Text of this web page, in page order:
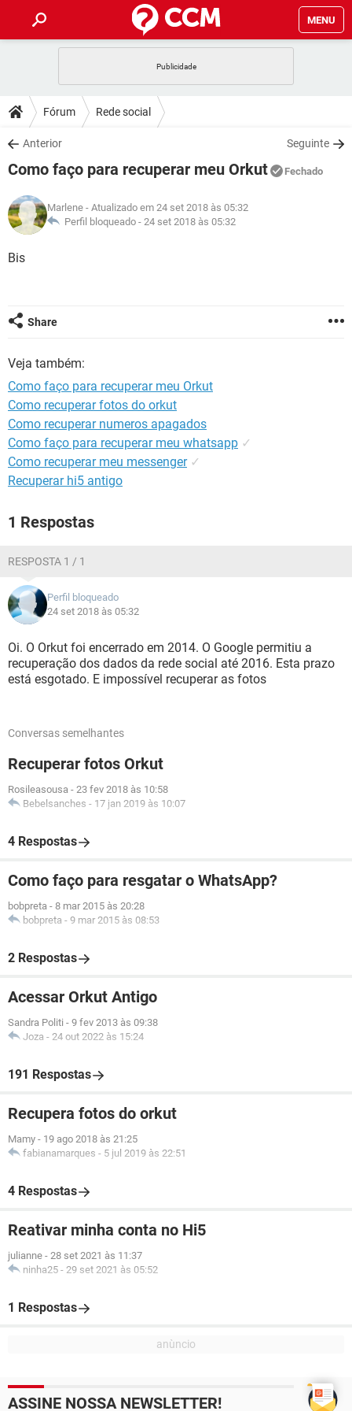
MENU
CELULAR
OUTLOOK
INSTAGRAM GMAIL
GUIA DE COMPRAS
DICAS
JOGOS
INSTAGRAM GMAIL
GUIA DE COMPRAS
DOWNLOADS
JOGOS WHATSAPP
CELULAR
OUTLOOK EXCEL
INSTAGRAM
JOGOS WHATSAPP
CELULAR
OUTLOOK
GUIA DE COMPRAS
GLOSSÁRIO
JOGOS
INSTAGRAM
GUIA DE COMPRAS
Fórum Rede social
Anterior Seguinte
Como faço para recuperar meu Orkut Fechado
Marlene - Atualizado em 24 set 2018 às 05:32
Perfil bloqueado - 24 set 2018 às 05:32
Bis
Share
Veja também:
Como faço para recuperar meu Orkut
Como recuperar fotos do orkut
Como recuperar numeros apagados
Como faço para recuperar meu whatsapp ✓
Como recuperar meu messenger ✓
Recuperar hi5 antigo
1 Respostas
RESPOSTA 1 / 1
Perfil bloqueado
24 set 2018 às 05:32
Oi. O Orkut foi encerrado em 2014. O Google permitiu a
recuperação dos dados da rede social até 2016. Esta prazo
está esgotado. E impossível recuperar as fotos
Conversas semelhantes
Recuperar fotos Orkut
Rosileasousa - 23 fev 2018 às 10:58
Bebelsanches - 17 jan 2019 às 10:07
4 Respostas
Como faço para resgatar o WhatsApp?
bobpreta - 8 mar 2015 às 20:28
bobpreta - 9 mar 2015 às 08:53
2 Respostas
Acessar Orkut Antigo
Sandra Politi - 9 fev 2013 às 09:38
Joza - 24 out 2022 às 15:24
191 Respostas
Recupera fotos do orkut
Mamy - 19 ago 2018 às 21:25
fabianamarques - 5 jul 2019 às 22:51
4 Respostas
Reativar minha conta no Hi5
julianne - 28 set 2021 às 11:37
ninha25 - 29 set 2021 às 05:52
1 Respostas
ASSINE NOSSA NEWSLETTER!